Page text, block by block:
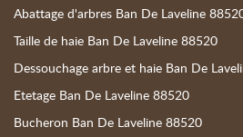
Abattage d'arbres Ban De Laveline
Taille de haie Ban De Laveline 88520
Dessouchage arbre et haie Ban De
Etetage Ban De Laveline 88520
Bucheron Ban De Laveline 88520